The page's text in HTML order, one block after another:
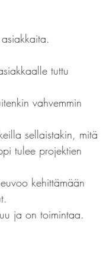
tuttu
vahvemmin
sellaistakin, mitä
tulee projektien
kehittämään
ja on toimintaa.